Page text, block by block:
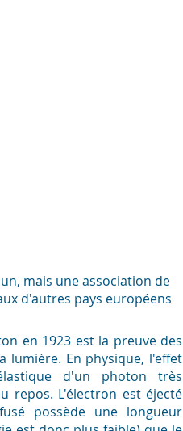
mais une association de
d'autres pays européens
en 1923 est la preuve des
lumière. En physique, l'effet
d'un photon très
repos. L'électron est éjecté
possède une longueur